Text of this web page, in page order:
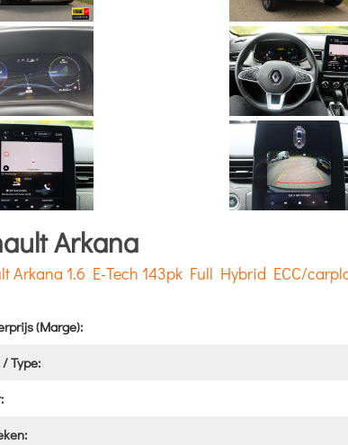
Arkana
Arkana 1.6 E-Tech 143pk Full Hybrid ECC/
(Marge):
Type: